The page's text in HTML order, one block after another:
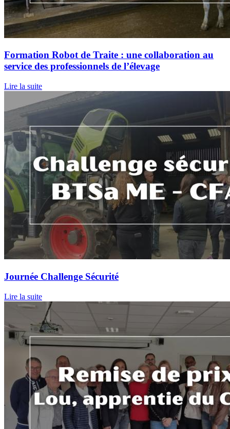
Formation Robot de Traite : une collaboration au
service des professionnels de l’élevage
Lire la suite
Journée Challenge Sécurité
Lire la suite